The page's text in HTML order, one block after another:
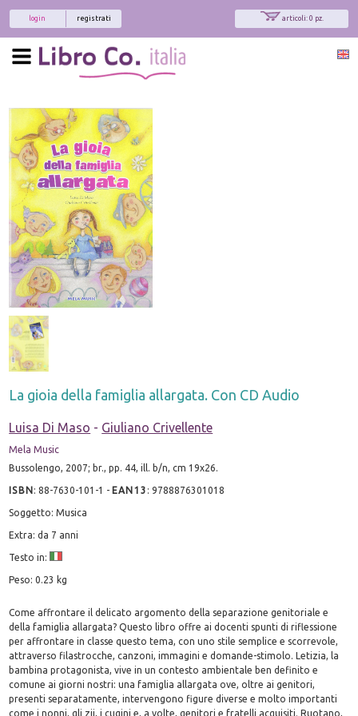
articoli: 0 pz.
registrati
login
La gioia della famiglia allargata. Con CD Audio
Luisa Di Maso - Giuliano Crivellente
Mela Music
Bussolengo, 2007; br., pp. 44, ill. b/n, cm 19x26.
ISBN:88-7630-101-1 - EAN13 :9788876301018
Soggetto: Musica
Extra: da 7 anni
Testo in:
Peso: 0.23 kg
Come affrontare il delicato argomento della separazione genitoriale e
della famiglia allargata? Questo libro offre ai docenti spunti di riflessione
per affrontare in classe questo tema, con uno stile semplice e scorrevole,
attraverso filastrocche, canzoni, immagini e domande-stimolo. Letizia, la
bambina protagonista, vive in un contesto ambientale ben definito e
comune ai giorni nostri: una famiglia allargata ove, oltre ai genitori,
presenti separatamente, intervengono figure diverse e molto importanti
come i nonni, gli zii, i cugini e, a volte, genitori e fratelli acquisiti. Ruotano,